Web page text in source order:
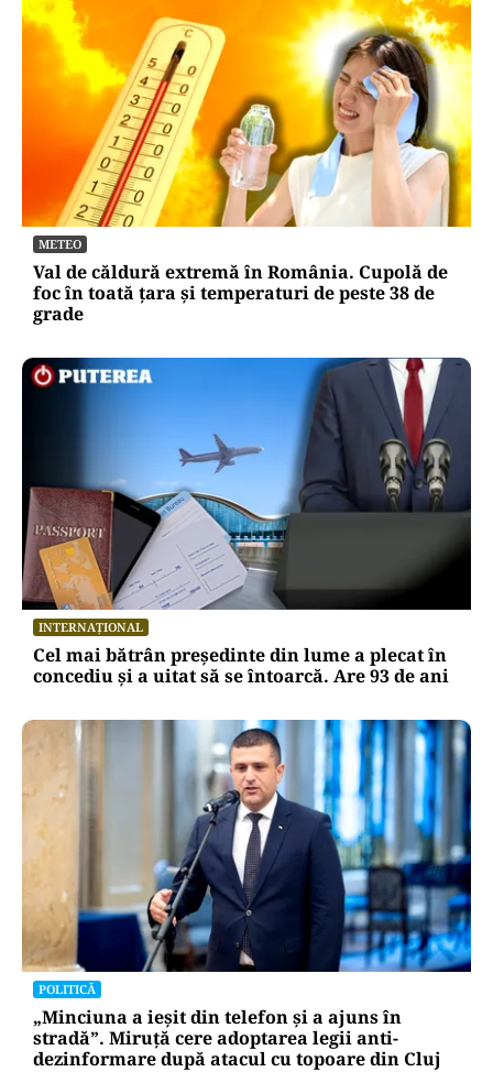
METEO
Val de căldură extremă în România. Cupolă de
foc în toată țara și temperaturi de peste 38 de
grade
INTERNAȚIONAL
Cel mai bătrân președinte din lume a plecat în
concediu și a uitat să se întoarcă. Are 93 de ani
POLITICĂ
„Minciuna a ieșit din telefon și a ajuns în
stradă”. Miruță cere adoptarea legii anti-
dezinformare după atacul cu topoare din Cluj